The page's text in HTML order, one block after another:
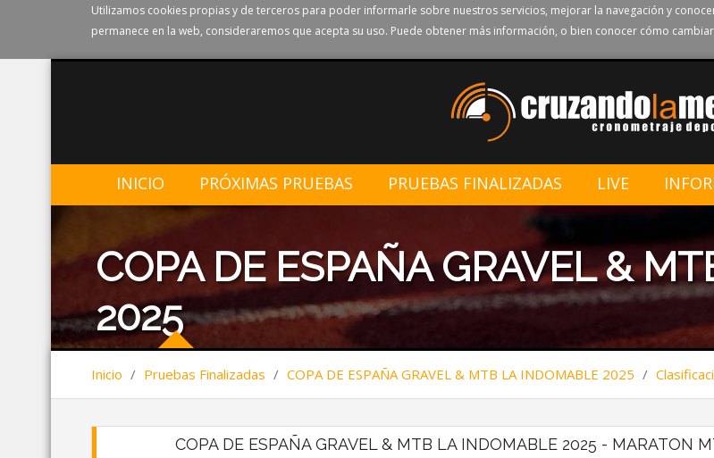
Utilizamos cookies propias y de terceros para poder informarle sobre nuestros servicios, mejorar la navegación y
permanece en la web, consideraremos que acepta su uso. Puede obtener más información, o bien conocer cómo
INICIO PRÓXIMAS PRUEBAS PRUEBAS FINALIZADAS LIVE
COPA DE ESPAÑA GRAVEL &
2025
Inicio / Pruebas Finalizadas / COPA DE ESPAÑA GRAVEL & MTB LA INDOMABLE 2025 /
COPA DE ESPAÑA GRAVEL & MTB LA INDOMABLE 2025 - MARATON